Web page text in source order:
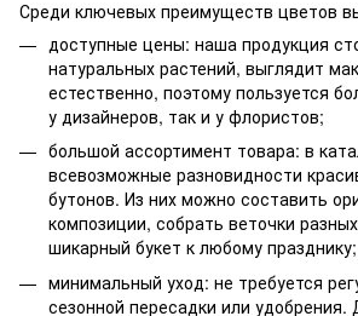
Среди ключевых преимуществ цветов
доступные цены: наша продукция
натуральных растений, выглядит
естественно, поэтому пользуется
у дизайнеров, так и у флористов;
большой ассортимент товара: в
всевозможные разновидности
бутонов. Из них можно составить
композиции, собрать веточки
шикарный букет к любому празднику;
минимальный уход: не требуется
сезонной пересадки или удобрения.